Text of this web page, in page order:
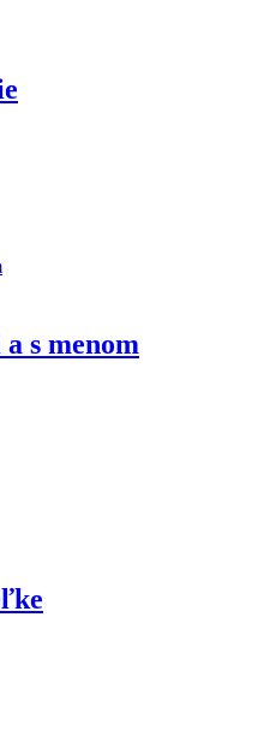
s menom